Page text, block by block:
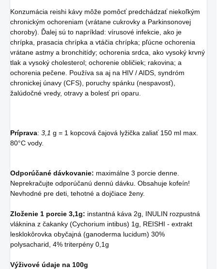
Konzumácia reishi kávy môže pomôcť predchádzať niekoľkým
chronickým ochoreniam (vrátane cukrovky a Parkinsonovej
choroby). Ďalej sú to napríklad: vírusové infekcie, ako je
chrípka, prasacia chrípka a vtáčia chrípka; pľúcne ochorenia
vrátane astmy a bronchitídy; ochorenia srdca, ako vysoký krvný
tlak a vysoký cholesterol; ochorenie obličiek; rakovina; a
ochorenia pečene. Používa sa aj na HIV / AIDS, syndróm
chronickej únavy (CFS), poruchy spánku (nespavosť),
žalúdočné vredy, otravy a bolesť pri oparu.
Príprava: 3,1 g = 1 kopcová čajová lyžička zaliať 150 ml max.
80°C vody.
Odporúčané dávkovanie: maximálne 3 porcie denne.
Neprekračujte odporúčanú dennú dávku. Obsahuje kofeín!
Nevhodné pre deti, tehotné a dojčiace ženy.
Zloženie 1 porcie 3,1g: instantná káva 2g, INULIN rozpustná
vláknina z čakanky (Cychorium intibus) 1g, REISHI - extrakt
lesklokôrovka obyčajná (ganoderma lucidum) 30%
polysacharid, 4% triterpény 0,1g
Výživové údaje na 100g